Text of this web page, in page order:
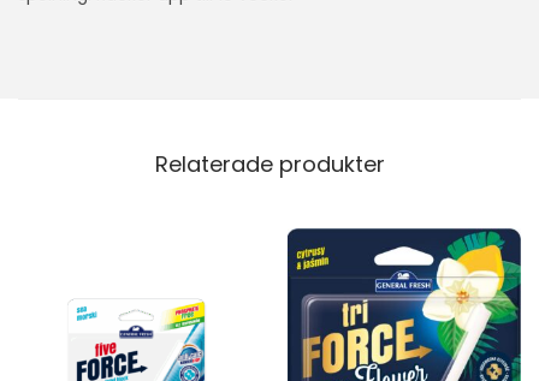
Relaterade produkter